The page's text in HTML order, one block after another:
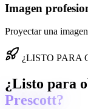
Imagen
Proyectar una
¿LISTO PARA
¿Listo para
Prescott?